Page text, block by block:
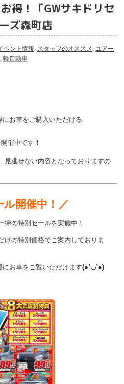
得！「GWサキドリセ
ズ森町店
ベント情報 スタッフのオススメ
ユアー
軽自動車
お車をご購入いただける
催中です！
見逃せない内容となっておりますの
開催中！／
掃の特別セールを実施中！
けの特別価格でご案内しておりま
にお車をご覧いただけます(●’◡’●)